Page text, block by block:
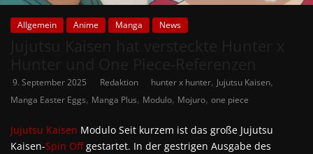
Allgemein Anime Manga News
9. September 2025 Redaktion hunter x hunter, Jujutsu Kaisen,
Manga Easter Eggs, Manga Plus, Modulo, Mojuro, one piece
Jujutsu Kaisen Modulo Seit kurzem ist das große Jujutsu
Kaisen-Spin Offgestartet. In der gestrigen Ausgabe des